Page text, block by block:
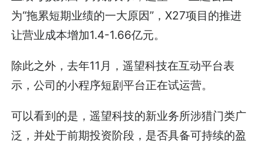
为“拖累短期业绩的一大原因”，X27项目的推进
让营业成本增加1.4-1.66亿元。
除此之外，去年11月，遥望科技在互动平台表
示，公司的小程序短剧平台正在试运营。
可以看到的是，遥望科技的新业务所涉猎门类广
泛，并处于前期投资阶段，是否具备可持续的盈